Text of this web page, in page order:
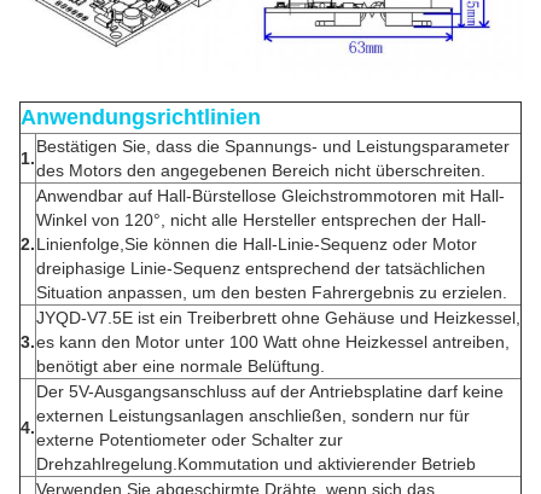
Anwendungsrichtlinien
1.
Bestätigen Sie, dass die Spannungs- und Leistungsparameter
des Motors den angegebenen Bereich nicht überschreiten.
2.
Anwendbar auf Hall-Bürstellose Gleichstrommotoren mit Hall-
Winkel von 120°, nicht alle Hersteller entsprechen der Hall-
Linienfolge,Sie können die Hall-Linie-Sequenz oder Motor
dreiphasige Linie-Sequenz entsprechend der tatsächlichen
Situation anpassen, um den besten Fahrergebnis zu erzielen.
3.
JYQD-V7.5E ist ein Treiberbrett ohne Gehäuse und Heizkessel,
es kann den Motor unter 100 Watt ohne Heizkessel antreiben,
benötigt aber eine normale Belüftung.
4.
Der 5V-Ausgangsanschluss auf der Antriebsplatine darf keine
externen Leistungsanlagen anschließen, sondern nur für
externe Potentiometer oder Schalter zur
Drehzahlregelung.Kommutation und aktivierender Betrieb
Verwenden Sie abgeschirmte Drähte, wenn sich das